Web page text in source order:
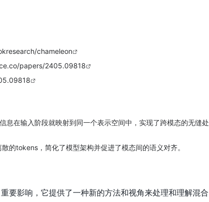
chameleon
papers/2405.09818
息在输入阶段就映射到同一个表示空间中，实现了跨模态的无缝处
散的tokens，简化了模型架构并促进了模态间的语义对齐。
要影响，它提供了一种新的方法和视角来处理和理解混合